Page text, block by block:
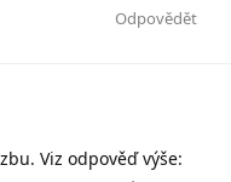
Odpovědět
Viz odpověď výše: